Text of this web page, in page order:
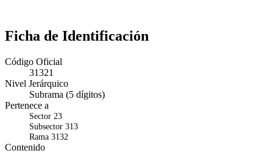
Ficha de Identificación
Código Oficial
31321
Nivel Jerárquico
Subrama (5 dígitos)
Pertenece a
Sector 23
Subsector 313
Rama 3132
Contenido